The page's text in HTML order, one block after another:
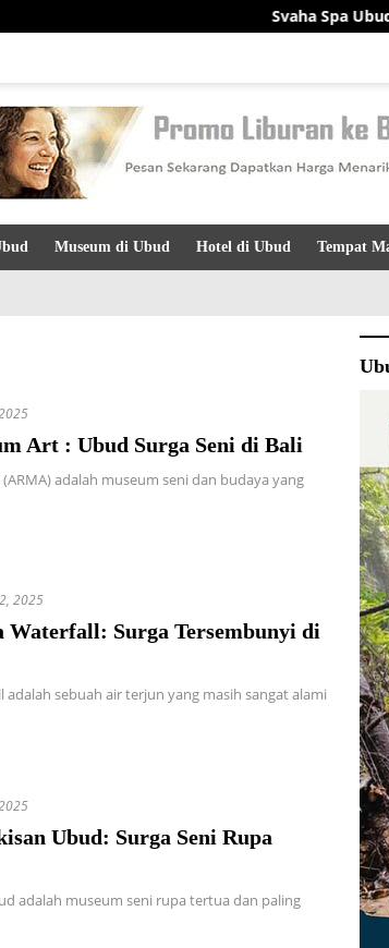
Svaha Spa Ubud:
Museum di Ubud Hotel di Ubud Tempat
Art : Ubud Surga Seni di Bali
adalah museum seni dan budaya yang
2025
Waterfall: Surga Tersembunyi di
adalah sebuah air terjun yang masih sangat alami
Ubud: Surga Seni Rupa
adalah museum seni rupa tertua dan paling